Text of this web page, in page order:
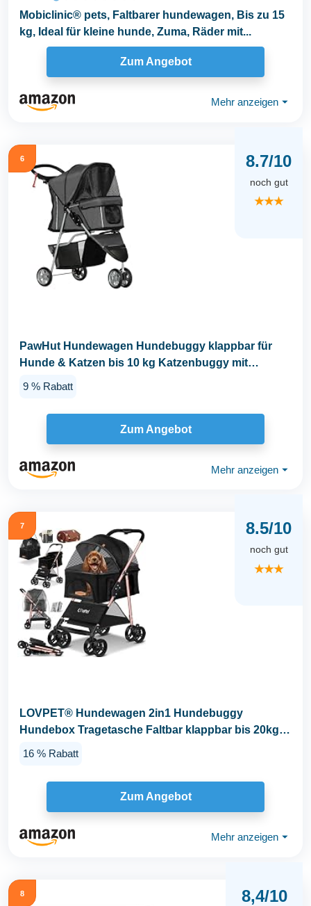
Mobiclinic® pets, Faltbarer hundewagen, Bis zu 15
kg, Ideal für kleine hunde, Zuma, Räder mit...
Zum Angebot
Mehr anzeigen ⏷
6 8.7/10
noch gut
★★★
PawHut Hundewagen Hundebuggy klappbar für
Hunde & Katzen bis 10 kg Katzenbuggy mit
9 % Rabatt
Zum Angebot
Mehr anzeigen ⏷
7 8.5/10
noch gut
★★★
LOVPET® Hundewagen 2in1 Hundebuggy
Hundebox Tragetasche Faltbar klappbar bis 20kg,
16 % Rabatt
Zum Angebot
Mehr anzeigen ⏷
8 8,4/10